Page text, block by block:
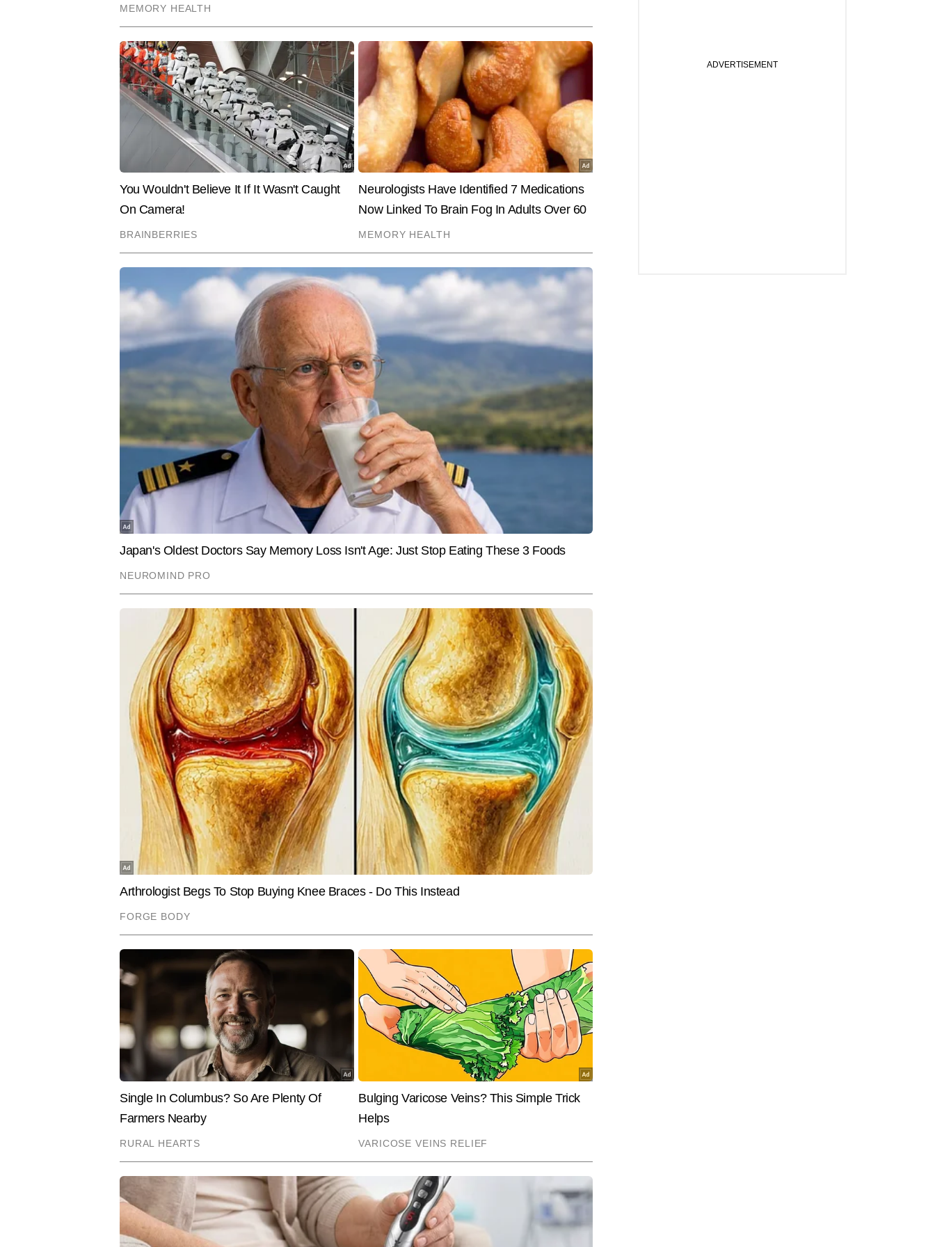
और अंतरराष्ट्रीय खेल आयोजनों को कवर किया है। इनमें आईपीएल, बैडमिंटन प्रीमियर लीग, इंडियन सुपर लीग, टी20 विश्व कप,
करियर में कई प्रसिद्ध भारतीय खिलाड़ियों और कोचों के इंटरव्यू भी किए हैं, जिनमें पीवी सिंधू, विजेंदर सिंह और पुलेला गोपीचंद जैसे
नाम शामिल हैं। अब तक नवीन 15,000 से अधिक आर्टिकल्स लिख चुके हैं, जिनमें ग्राउंड रिपोर्टिंग, विश्लेषणात्मक लेख, स्पेशल
स्टोरीज़, प्लेयर प्रोफाइल और टूर्नामेंट-आधारित एक्सप्लेनर शामिल हैं।
End of Article